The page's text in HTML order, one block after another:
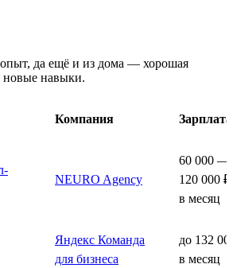
да ещё и из дома — хорошая
новые навыки.
Компания Зарплата
NEURO Agency
60 000 —
120 000 ₽
в месяц
Яндекс Команда
для бизнеса
до 132
в месяц